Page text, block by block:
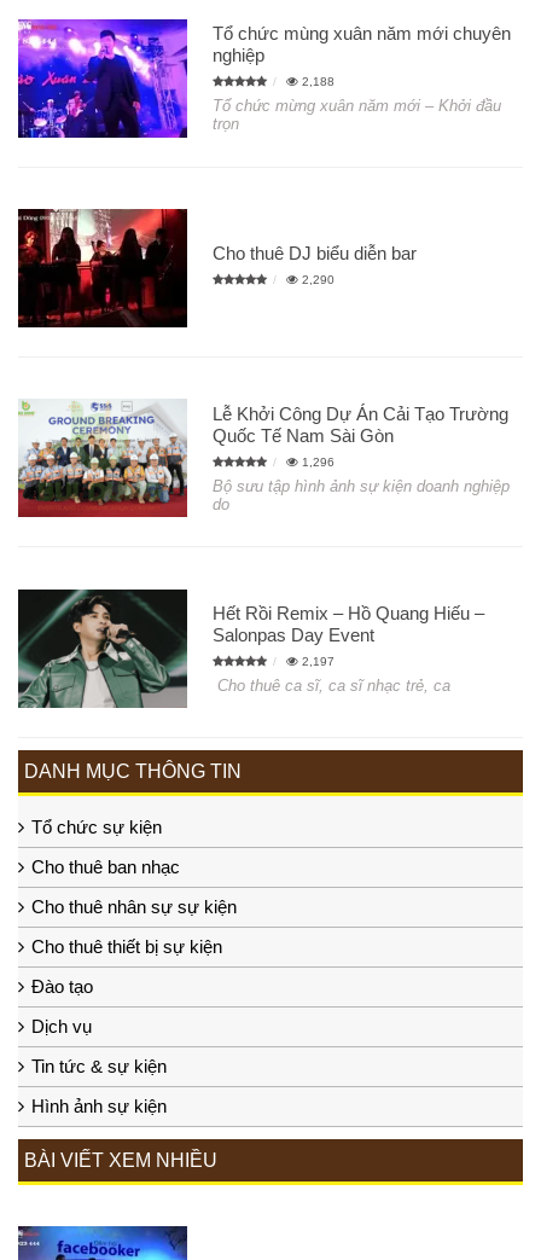
Tổ chức mùng xuân năm mới chuyên
nghiệp
2,188
Tổ chức mừng xuân năm mới – Khởi đầu
trọn
Cho thuê DJ biểu diễn bar
2,290
Lễ Khởi Công Dự Án Cải Tạo Trường
Quốc Tế Nam Sài Gòn
1,296
Bộ sưu tập hình ảnh sự kiện doanh nghiệp
do
Hết Rồi Remix – Hồ Quang Hiếu –
Salonpas Day Event
2,197
Cho thuê ca sĩ, ca sĩ nhạc trẻ, ca
DANH MỤC THÔNG TIN
Tổ chức sự kiện
Cho thuê ban nhạc
Cho thuê nhân sự sự kiện
Cho thuê thiết bị sự kiện
Đào tạo
Dịch vụ
Tin tức & sự kiện
Hình ảnh sự kiện
BÀI VIẾT XEM NHIỀU